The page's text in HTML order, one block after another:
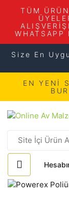
TÜM
Size En
EN YENİ